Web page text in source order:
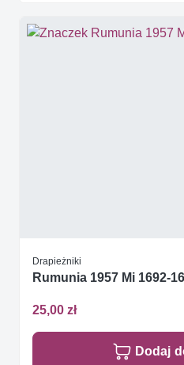
Drapieżniki
Rumunia 1957 Mi 1692-
25,00 zł
Dodaj